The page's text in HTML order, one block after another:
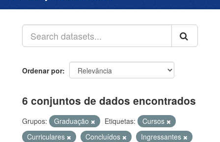
Ordenar por
6 conjuntos de dados encontrados
Grupos: Graduação Etiquetas:
Cursos
Curriculares
Concluídos
Ingressantes